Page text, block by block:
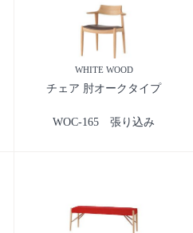
WHITE WOOD
チェア 肘オークタイプ
WOC-165 張り込み